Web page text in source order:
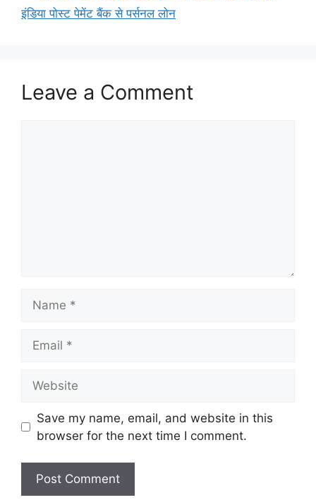
इंडिया पोस्ट पेमेंट बैंक से पर्सनल लोन
Leave a Comment
Save my name, email, and website in this
browser for the next time I comment.